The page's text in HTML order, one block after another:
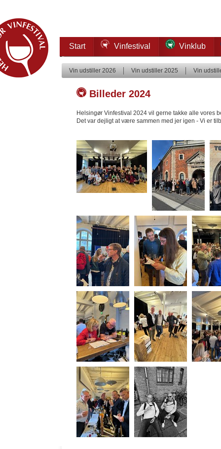
Start Vinfestival Vinklub
Vin udstiller 2026 Vin udstiller 2025 Vin
Billeder 2024
Helsingør Vinfestival 2024 vil gerne takke alle vores
Det var dejligt at være sammen med jer igen - Vi er